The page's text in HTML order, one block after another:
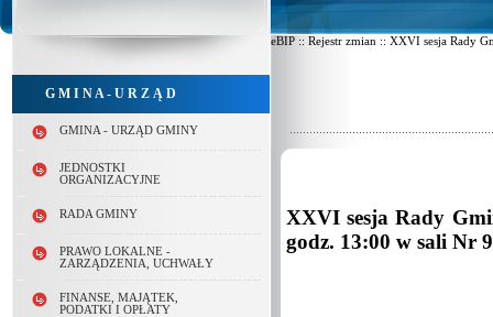
G M I N A - U R Z Ą D
GMINA - URZĄD GMINY
JEDNOSTKI
ORGANIZACYJNE
RADA GMINY
PRAWO LOKALNE -
ZARZĄDZENIA, UCHWAŁY
FINANSE, MAJĄTEK,
PODATKI I OPŁATY
eBIP :: Rejestr zmian :: XXVI sesja Rady
XXVI sesja Rady
godz. 13:00 w sali Nr